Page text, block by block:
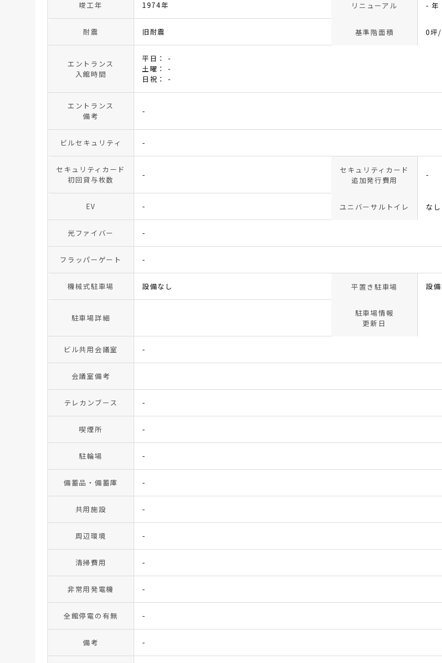
竣工年 1974年 リニューアル - 年
耐震 旧耐震 基準階面積 0坪
エントランス
入館時間
平日： -
土曜： -
日祝： -
エントランス
備考
-
ビルセキュリティ -
セキュリティカード
初回貸与枚数
-
セキュリティカード
追加発行費用
-
EV - ユニバーサルトイレ なし
光ファイバー -
フラッパーゲート -
機械式駐車場 設備なし 平置き駐車場 設
駐車場詳細
駐車場情報
更新日
ビル共用会議室 -
会議室備考
テレカンブース -
喫煙所 -
駐輪場 -
備蓄品・備蓄庫 -
共用施設 -
周辺環境 -
清掃費用 -
非常用発電機 -
全館停電の有無 -
備考 -